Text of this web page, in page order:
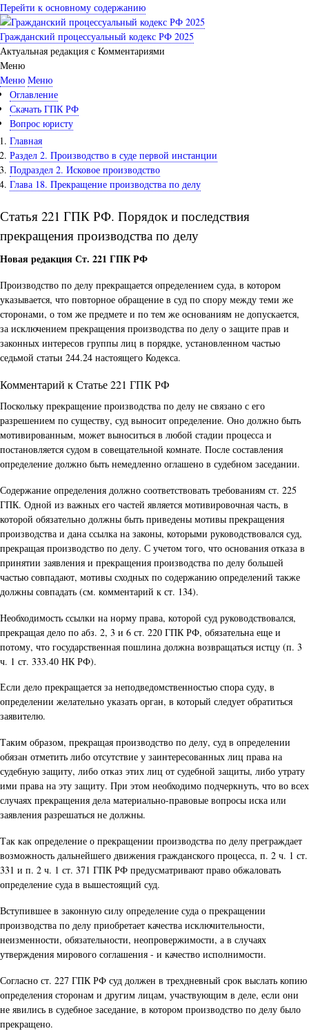
Перейти к основному содержанию
Гражданский процессуальный кодекс РФ 2025
Актуальная редакция с Комментариями
Меню
Меню Меню
Оглавление
Скачать ГПК РФ
Вопрос юристу
Главная
Раздел 2. Производство в суде первой инстанции
Подраздел 2. Исковое производство
Глава 18. Прекращение производства по делу
Статья 221 ГПК РФ. Порядок и последствия
прекращения производства по делу
Новая редакция Ст. 221 ГПК РФ
Производство по делу прекращается определением суда, в котором
указывается, что повторное обращение в суд по спору между теми же
сторонами, о том же предмете и по тем же основаниям не допускается,
за исключением прекращения производства по делу о защите прав и
законных интересов группы лиц в порядке, установленном частью
седьмой статьи 244.24 настоящего Кодекса.
Комментарий к Статье 221 ГПК РФ
Поскольку прекращение производства по делу не связано с его
разрешением по существу, суд выносит определение. Оно должно быть
мотивированным, может выноситься в любой стадии процесса и
постановляется судом в совещательной комнате. После составления
определение должно быть немедленно оглашено в судебном заседании.
Содержание определения должно соответствовать требованиям ст. 225
ГПК. Одной из важных его частей является мотивировочная часть, в
которой обязательно должны быть приведены мотивы прекращения
производства и дана ссылка на законы, которыми руководствовался суд,
прекращая производство по делу. С учетом того, что основания отказа в
принятии заявления и прекращения производства по делу большей
частью совпадают, мотивы сходных по содержанию определений также
должны совпадать (см. комментарий к ст. 134).
Необходимость ссылки на норму права, которой суд руководствовался,
прекращая дело по абз. 2, 3 и 6 ст. 220 ГПК РФ, обязательна еще и
потому, что государственная пошлина должна возвращаться истцу (п. 3
ч. 1 ст. 333.40 НК РФ).
Если дело прекращается за неподведомственностью спора суду, в
определении желательно указать орган, в который следует обратиться
заявителю.
Таким образом, прекращая производство по делу, суд в определении
обязан отметить либо отсутствие у заинтересованных лиц права на
судебную защиту, либо отказ этих лиц от судебной защиты, либо утрату
ими права на эту защиту. При этом необходимо подчеркнуть, что во всех
случаях прекращения дела материально-правовые вопросы иска или
заявления разрешаться не должны.
Так как определение о прекращении производства по делу преграждает
возможность дальнейшего движения гражданского процесса, п. 2 ч. 1 ст.
331 и п. 2 ч. 1 ст. 371 ГПК РФ предусматривают право обжаловать
определение суда в вышестоящий суд.
Вступившее в законную силу определение суда о прекращении
производства по делу приобретает качества исключительности,
неизменности, обязательности, неопровержимости, а в случаях
утверждения мирового соглашения - и качество исполнимости.
Согласно ст. 227 ГПК РФ суд должен в трехдневный срок выслать копию
определения сторонам и другим лицам, участвующим в деле, если они
не явились в судебное заседание, в котором производство по делу было
прекращено.